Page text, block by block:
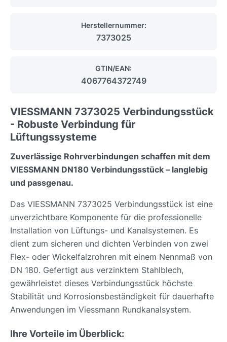
Herstellernummer:
7373025
GTIN/EAN:
4067764372749
VIESSMANN 7373025 Verbindungsstück
- Robuste Verbindung für
Lüftungssysteme
Zuverlässige Rohrverbindungen schaffen mit dem
VIESSMANN DN180 Verbindungsstück – langlebig
und passgenau.
Das VIESSMANN 7373025 Verbindungsstück ist eine
unverzichtbare Komponente für die professionelle
Installation von Lüftungs- und Kanalsystemen. Es
dient zum sicheren und dichten Verbinden von zwei
Flex- oder Wickelfalzrohren mit einem Nennmaß von
DN 180. Gefertigt aus verzinktem Stahlblech,
gewährleistet dieses Verbindungsstück höchste
Stabilität und Korrosionsbeständigkeit für dauerhafte
Anwendungen im Viessmann Rundkanalsystem.
Ihre Vorteile im Überblick: